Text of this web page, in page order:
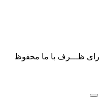
ظـــرف با ما محفوظ